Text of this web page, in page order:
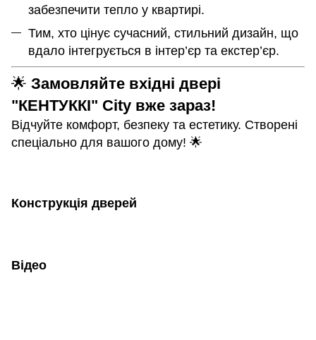
забезпечити тепло у квартирі.
Тим, хто цінує сучасний, стильний дизайн, що
вдало інтегрується в інтер’єр та екстер’єр.
🌟 Замовляйте вхідні двері
"КЕНТУККІ" City вже зараз!
Відчуйте комфорт, безпеку та естетику. Створені
спеціально для вашого дому! 🌟
Конструкція дверей
Відео